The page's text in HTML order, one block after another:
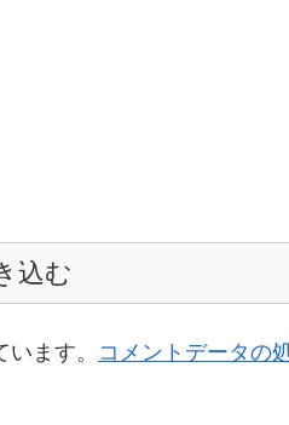
込む
ます。 コメントデータの